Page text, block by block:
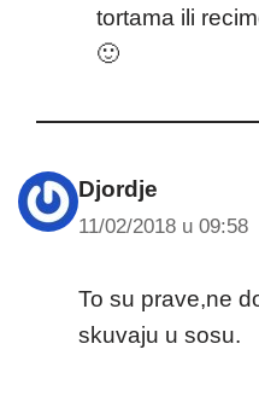
tortama ili
🙂
Djordje
11/02/2018 u 09:58
To su prave,ne
skuvaju u sosu.